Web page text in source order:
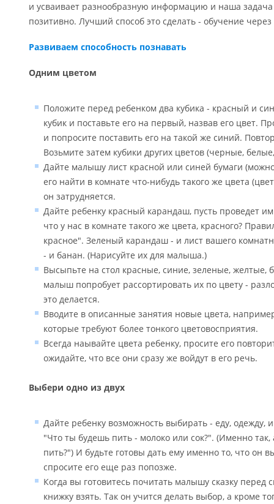
и усваивает разнообразную информацию и наша задача
позитивно. Лучший способ это сделать - обучение через
Развиваем способность познавать
Одним цветом
Положите перед ребенком два кубика - красный и
кубик и поставьте его на первый, назвав его цвет.
и попросите поставить его на такой же синий.
Возьмите затем кубики других цветов (черные,
Дайте малышу лист красной или синей бумаги
его найти в комнате что-нибудь такого же цвета
он затрудняется.
Дайте ребенку красный карандаш, пусть проведет
что у нас в комнате такого же цвета, красного?
красное". Зеленый карандаш - и лист вашего
- и банан. (Нарисуйте их для малыша.)
Высыпьте на стол красные, синие, зеленые, желтые,
малыш попробует рассортировать их по цвету -
это делается.
Вводите в описанные занятия новые цвета,
которые требуют более тонкого цветовосприятия.
Всегда наывайте цвета ребенку, просите его
ожидайте, что все они сразу же войдут в его речь.
Выбери одно из двух
Дайте ребенку возможность выбирать - еду, одежду,
"Что ты будешь пить - молоко или сок?". (Именно
пить?") И будьте готовы дать ему именно то, что он
спросите его еще раз попозже.
Когда вы готовитесь почитать малышу сказку перед
книжку взять. Так он учится делать выбор, а кроме